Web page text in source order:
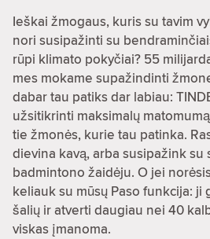
Ieškai žmogaus, kuris su tavim
nori susipažinti su
rūpi klimato pokyčiai? 55
mes mokame supažindinti
dabar tau patiks dar labiau:
užsitikrinti maksimalų
tie žmonės, kurie tau patinka.
dievina kavą, arba susipažink su
badmintono žaidėju. O jei
keliauk su mūsų Paso funkcija: ji
šalių ir atverti daugiau nei 40
viskas įmanoma.